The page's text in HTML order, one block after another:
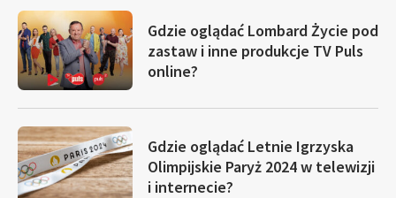
Gdzie oglądać Lombard Życie pod
zastaw i inne produkcje TV Puls
online?
Gdzie oglądać Letnie Igrzyska
Olimpijskie Paryż 2024 w telewizji
i internecie?